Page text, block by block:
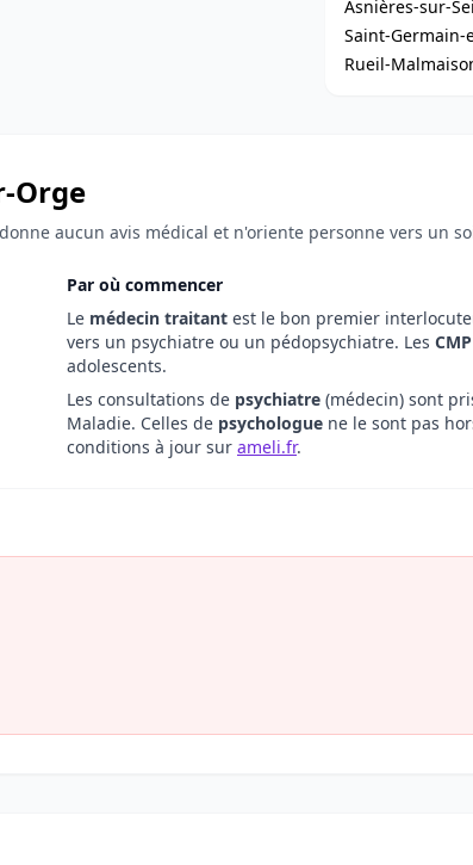
Asnières-sur-
Saint-Germain-
Rueil-
Orge
aucun avis médical et n'oriente personne vers un
Par où commencer
Le médecin traitant est le bon premier
vers un psychiatre ou un pédopsychiatre. Les CMP
adolescents.
Les consultations de psychiatre (médecin) sont
Maladie. Celles de psychologue ne le sont pas
conditions à jour sur ameli.fr.